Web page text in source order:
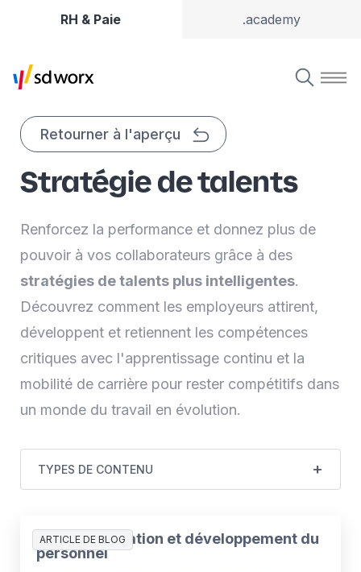
RH & Paie .academy
Retourner à l'aperçu
Stratégie de talents
Renforcez la performance et donnez plus de
pouvoir à vos collaborateurs grâce à des
stratégies de talents plus intelligentes.
Découvrez comment les employeurs attirent,
développent et retiennent les compétences
critiques avec l'apprentissage continu et la
mobilité de carrière pour rester compétitifs dans
un monde du travail en évolution.
TYPES DE CONTENU
ARTICLE DE BLOG
Hôtels : formation et développement du
personnel